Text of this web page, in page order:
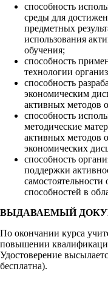
способность
среды для
предметных
использования
обучения;
способность
технологии
способность
экономическим
активных методов
способность
методические
активных методов
экономических
способность
поддержки
способностей в
ВЫДАВАЕМЫЙ
По окончании курса
повышении
Удостоверение
бесплатна).